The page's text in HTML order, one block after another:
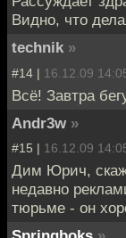
Видно, что
technik »
#14 | 16.12.09
Всё! Завтра
Andr3w »
#15 | 16.12.09
Дим Юрич,
недавно
тюрьме - он